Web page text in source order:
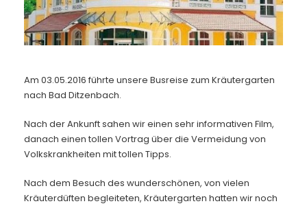
Am 03.05.2016 führte unsere Busreise zum Kräutergarten
nach Bad Ditzenbach.
Nach der Ankunft sahen wir einen sehr informativen Film,
danach einen tollen Vortrag über die Vermeidung von
Volkskrankheiten mit tollen Tipps.
Nach dem Besuch des wunderschönen, von vielen
Kräuterdüften begleiteten, Kräutergarten hatten wir noch